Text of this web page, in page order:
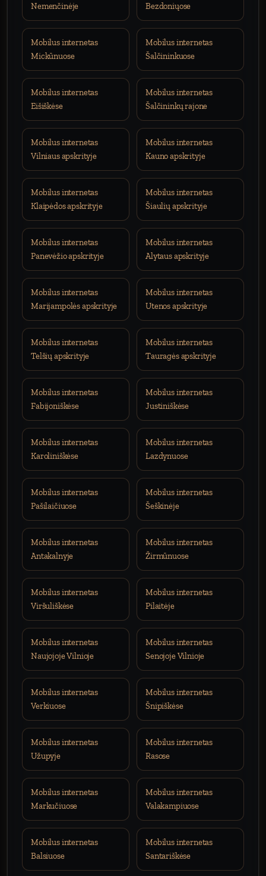
Nemenčinėje
Bezdoniųose
Mobilus internetas
Mickūnuose
Mobilus internetas
Šalčininkuose
Mobilus internetas
Eišiškėse
Mobilus internetas
Šalčininkų rajone
Mobilus internetas
Vilniaus apskrityje
Mobilus internetas
Kauno apskrityje
Mobilus internetas
Klaipėdos apskrityje
Mobilus internetas
Šiaulių apskrityje
Mobilus internetas
Panevėžio apskrityje
Mobilus internetas
Alytaus apskrityje
Mobilus internetas
Marijampolės apskrityje
Mobilus internetas
Utenos apskrityje
Mobilus internetas
Telšių apskrityje
Mobilus internetas
Tauragės apskrityje
Mobilus internetas
Fabijoniškėse
Mobilus internetas
Justiniškėse
Mobilus internetas
Karoliniškėse
Mobilus internetas
Lazdynuose
Mobilus internetas
Pašilaičiuose
Mobilus internetas
Šeškinėje
Mobilus internetas
Antakalnyje
Mobilus internetas
Žirmūnuose
Mobilus internetas
Viršuliškėse
Mobilus internetas
Pilaitėje
Mobilus internetas
Naujojoje Vilnioje
Mobilus internetas
Senojoje Vilnioje
Mobilus internetas
Verkiuose
Mobilus internetas
Šnipiškėse
Mobilus internetas
Užupyje
Mobilus internetas
Rasose
Mobilus internetas
Markučiuose
Mobilus internetas
Valakampiuose
Mobilus internetas
Balsiuose
Mobilus internetas
Santariškėse